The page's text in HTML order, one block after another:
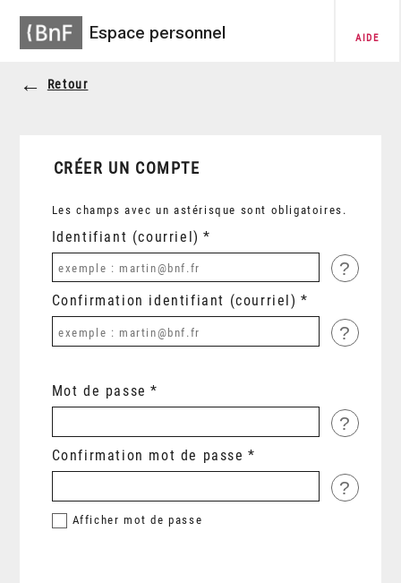
Espace personnel AIDE
Retour
CRÉER UN COMPTE
Les champs avec un astérisque sont obligatoires.
Identifiant (courriel)
?
Confirmation identifiant (courriel)
?
Mot de passe
?
Confirmation mot de passe
?
Afficher mot de passe